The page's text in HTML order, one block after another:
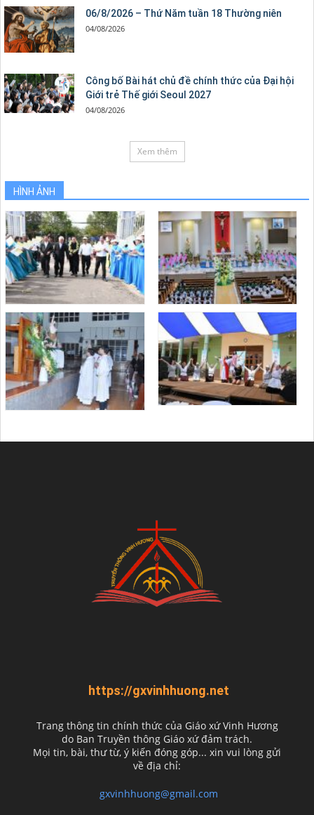
06/8/2026 – Thứ Năm tuần 18 Thường niên
04/08/2026
Công bố Bài hát chủ đề chính thức của Đại hội
Giới trẻ Thế giới Seoul 2027
04/08/2026
Xem thêm
HÌNH ẢNH
https://gxvinhhuong.net
Trang thông tin chính thức của Giáo xứ Vinh Hương
do Ban Truyền thông Giáo xứ đảm trách.
Mọi tin, bài, thư từ, ý kiến đóng góp... xin vui lòng gửi
về địa chỉ:
gxvinhhuong@gmail.com